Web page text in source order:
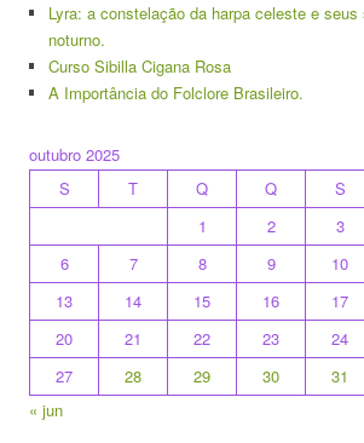
Lyra: a constelação da harpa celeste e
noturno.
Curso Sibilla Cigana Rosa
A Importância do Folclore Brasileiro.
outubro 2025
S
T Q Q S
1
2 3
6
7 8 9 10
13
14 15 16 17
20
21 22 23 24
27
28 29 30
31
« jun